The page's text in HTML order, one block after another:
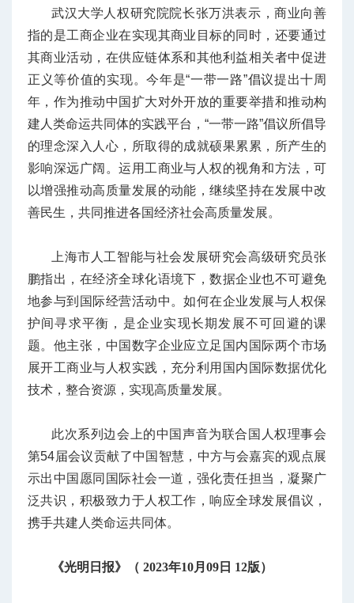
武汉大学人权研究院院长张万洪表示，商业向善
指的是工商企业在实现其商业目标的同时，还要通过
其商业活动，在供应链体系和其他利益相关者中促进
正义等价值的实现。今年是“一带一路”倡议提出十周
年，作为推动中国扩大对外开放的重要举措和推动构
建人类命运共同体的实践平台，“一带一路”倡议所倡导
的理念深入人心，所取得的成就硕果累累，所产生的
影响深远广阔。运用工商业与人权的视角和方法，可
以增强推动高质量发展的动能，继续坚持在发展中改
善民生，共同推进各国经济社会高质量发展。
上海市人工智能与社会发展研究会高级研究员张
鹏指出，在经济全球化语境下，数据企业也不可避免
地参与到国际经营活动中。如何在企业发展与人权保
护间寻求平衡，是企业实现长期发展不可回避的课
题。他主张，中国数字企业应立足国内国际两个市场
展开工商业与人权实践，充分利用国内国际数据优化
技术，整合资源，实现高质量发展。
此次系列边会上的中国声音为联合国人权理事会
第54届会议贡献了中国智慧，中方与会嘉宾的观点展
示出中国愿同国际社会一道，强化责任担当，凝聚广
泛共识，积极致力于人权工作，响应全球发展倡议，
携手共建人类命运共同体。
《光明日报》（ 2023年10月09日 12版）